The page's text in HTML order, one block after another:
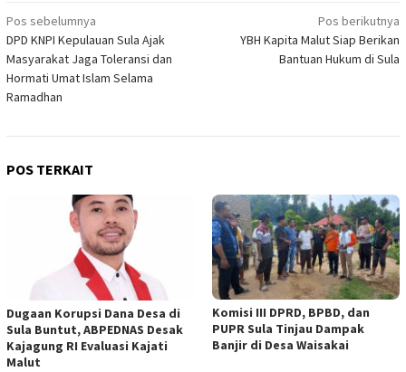
Navigasi
pos
Pos sebelumnya
DPD KNPI Kepulauan Sula Ajak
Masyarakat Jaga Toleransi dan
Hormati Umat Islam Selama
Ramadhan
Pos berikutnya
YBH Kapita Malut Siap Berikan
Bantuan Hukum di Sula
POS TERKAIT
Dugaan Korupsi Dana Desa di
Sula Buntut, ABPEDNAS Desak
Kajagung RI Evaluasi Kajati
Malut
Komisi III DPRD, BPBD, dan
PUPR Sula Tinjau Dampak
Banjir di Desa Waisakai